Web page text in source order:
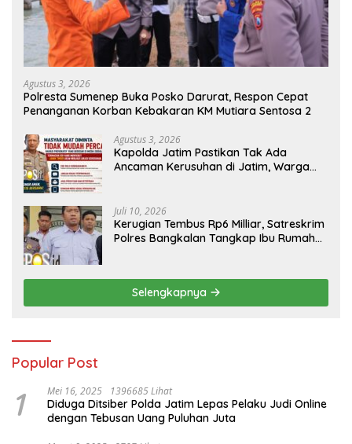
Agustus 3, 2026
Polresta Sumenep Buka Posko Darurat, Respon Cepat
Penanganan Korban Kebakaran KM Mutiara Sentosa 2
Agustus 3, 2026
Kapolda Jatim Pastikan Tak Ada
Ancaman Kerusuhan di Jatim, Warga
Juli 10, 2026
Kerugian Tembus Rp6 Milliar, Satreskrim
Polres Bangkalan Tangkap Ibu Rumah
Selengkapnya
Popular Post
1 Mei 16, 2025 1396685 Lihat
Diduga Ditsiber Polda Jatim Lepas Pelaku Judi Online
dengan Tebusan Uang Puluhan Juta